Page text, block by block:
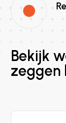

Bekijk
zeggen